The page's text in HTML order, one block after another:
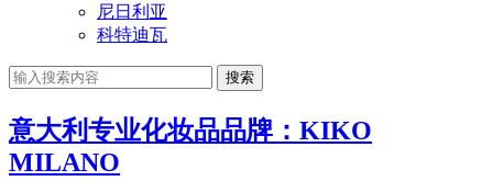
尼日利亚
科特迪瓦
搜索
意大利专业化妆品品牌：KIKO
MILANO